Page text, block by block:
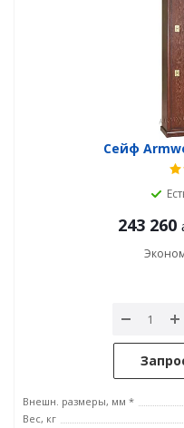
Сейф
243 260
Внешн. размеры, мм *
Вес, кг